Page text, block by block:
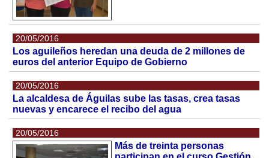
20/05/2016
Los aguileños heredan una deuda de 2 millones de
euros del anterior Equipo de Gobierno
20/05/2016
La alcaldesa de Águilas sube las tasas, crea tasas
nuevas y encarece el recibo del agua
20/05/2016
Más de treinta personas